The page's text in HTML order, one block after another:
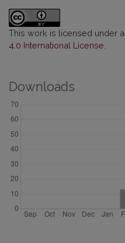
This work is licensed under a
4.0 International License.
Downloads